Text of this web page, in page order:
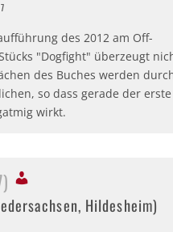
des 2012 am Off-
"Dogfight" überzeugt
des Buches werden
so dass gerade der
wirkt.
Hildesheim)